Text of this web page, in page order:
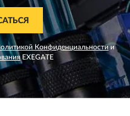
Конфиденциальности и
EXEGATE